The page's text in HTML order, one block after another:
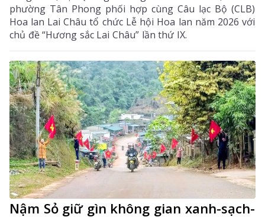
phường Tân Phong phối hợp cùng Câu lạc Bộ (CLB)
Hoa lan Lai Châu tổ chức Lễ hội Hoa lan năm 2026 với
chủ đề “Hương sắc Lai Châu” lần thứ IX.
Nậm Sỏ giữ gìn không gian xanh-sạch-